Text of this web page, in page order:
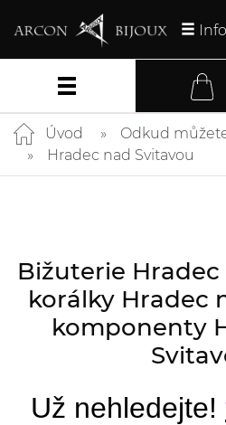
Úvod
Odkud
Hradec nad Svitavou
Bižuterie
korálky Hradec
komponenty
Už nehledejte!